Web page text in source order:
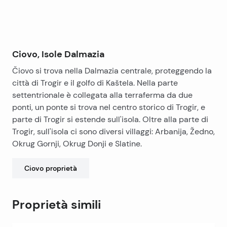
parcheggio fuori strada per 2 auto . Questa splendida
villa si trova a soli 20 minuti dall’aeroporto di Spalato
e 10 minuti per il centro storico di Trogir .
Ciovo, Isole Dalmazia
Čiovo si trova nella Dalmazia centrale, proteggendo la
città di Trogir e il golfo di Kaštela. Nella parte
settentrionale è collegata alla terraferma da due
ponti, un ponte si trova nel centro storico di Trogir, e
parte di Trogir si estende sull'isola. Oltre alla parte di
Trogir, sull'isola ci sono diversi villaggi: Arbanija, Žedno,
Okrug Gornji, Okrug Donji e Slatine.
Ciovo proprietà
Proprietà simili